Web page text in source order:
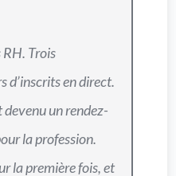
Trois
d’inscrits en direct.
un rendez-
la profession.
la première fois, et